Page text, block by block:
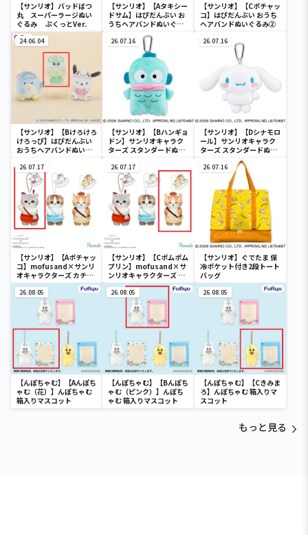
【サンリオ】バッドばつ
丸 スーパーラージぬい
ぐるみ ぷくっとVer.
【サンリオ】【Aタキシー
ドサム】はぴだんぶい お
うちヘアバンドぬいぐる
【サンリオ】【Cポチャッ
コ】はぴだんぶい おうち
ヘアバンドぬいぐるみ②
24.06.04
【サンリオ】【Bけろけろ
けろっぴ】はぴだんぶい
おうちヘアバンドぬいぐ
26.07.16
【サンリオ】【Bハンギョ
ドン】サンリオキャラク
ターズ スタンダードぬい
ース
26.07.16
【サンリオ】【Dシナモロ
ール】サンリオキャラク
ターズ スタンダードぬい
ぐるみリール付きパスケ
ース
26.07.17
【サンリオ】【Aポチャッ
コ】mofusand×サンリ
オキャラクターズ カチュ
ーシャマスコット②
26.07.17
【サンリオ】【Cポムポム
プリン】mofusand×サ
ンリオキャラクターズ カ
チューシャマスコット②
26.07.16
【サンリオ】ぐでたま 保
冷ポケット付き2段トート
バッグ
26.08.05
【んぽちゃむ】【Aんぽち
ゃむ（花）】んぽちゃむ
箱入りマスコット
26.08.05
【んぽちゃむ】【Bんぽち
ゃむ（ピンク）】んぽち
ゃむ 箱入りマスコット
26.08.05
【んぽちゃむ】【Cきみま
ろ】んぽちゃむ 箱入りマ
スコット
もっと見る